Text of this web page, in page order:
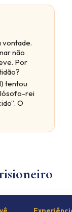
não
Por
tentou
rei
O